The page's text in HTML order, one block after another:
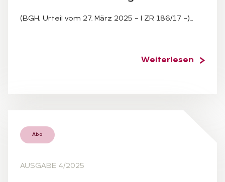
(BGH, Urteil vom 27. März 2025 – I ZR 186/17 –)…
Weiterlesen
Abo
AUSGABE 4/2025